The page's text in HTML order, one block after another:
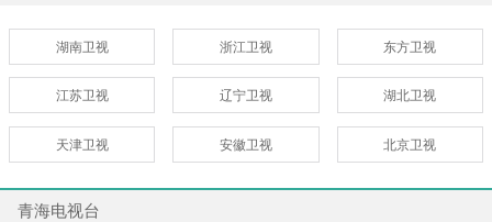
湖南卫视 浙江卫视 东方卫视
江苏卫视 辽宁卫视 湖北卫视
天津卫视 安徽卫视 北京卫视
青海电视台